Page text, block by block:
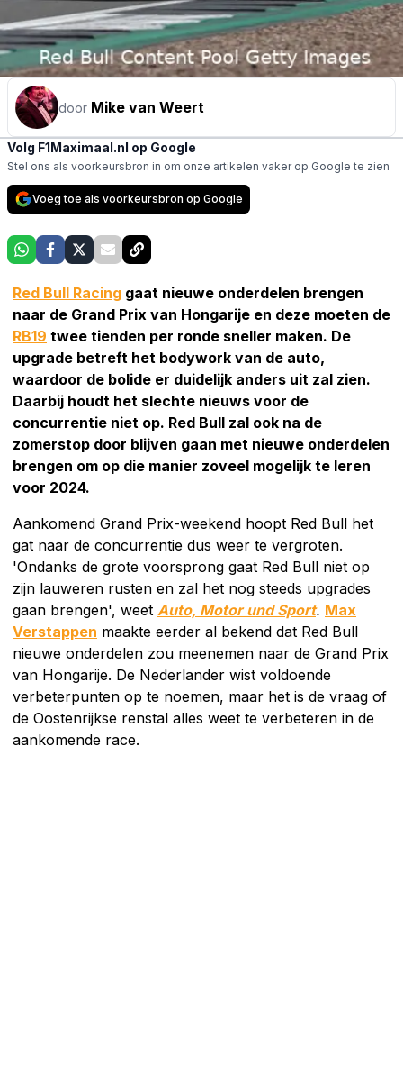
door Mike van Weert
Volg F1Maximaal.nl op Google
Stel ons als voorkeursbron in om onze artikelen vaker op Google te zien
Voeg toe als voorkeursbron op Google
Red Bull Racing gaat nieuwe onderdelen brengen
naar de Grand Prix van Hongarije en deze moeten de
RB19 twee tienden per ronde sneller maken. De
upgrade betreft het bodywork van de auto,
waardoor de bolide er duidelijk anders uit zal zien.
Daarbij houdt het slechte nieuws voor de
concurrentie niet op. Red Bull zal ook na de
zomerstop door blijven gaan met nieuwe onderdelen
brengen om op die manier zoveel mogelijk te leren
voor 2024.
Aankomend Grand Prix-weekend hoopt Red Bull het
gat naar de concurrentie dus weer te vergroten.
'Ondanks de grote voorsprong gaat Red Bull niet op
zijn lauweren rusten en zal het nog steeds upgrades
gaan brengen', weet Auto, Motor und Sport. Max
Verstappen maakte eerder al bekend dat Red Bull
nieuwe onderdelen zou meenemen naar de Grand Prix
van Hongarije. De Nederlander wist voldoende
verbeterpunten op te noemen, maar het is de vraag of
de Oostenrijkse renstal alles weet te verbeteren in de
aankomende race.